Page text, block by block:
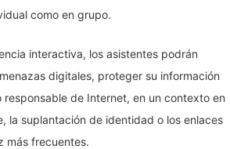
como en grupo.
interactiva, los asistentes podrán
digitales, proteger su información
responsable de Internet, en un contexto en
la suplantación de identidad o los enlaces
más frecuentes.